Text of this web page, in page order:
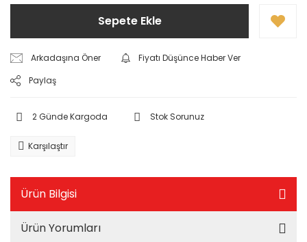
Sepete Ekle
Arkadaşına Öner
Fiyatı Düşünce Haber Ver
Paylaş
2 Günde Kargoda Stok Sorunuz
Karşılaştır
Ürün Bilgisi
Ürün Yorumları